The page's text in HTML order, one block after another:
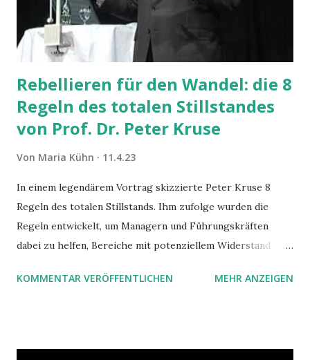
neue Ideen und Vorschläge. Irgendwie – klappt es nicht."
Doch vorab, meine Grundannahmen, auf denen die Ideen
aufbauen "Im Grunde...
Rebellieren für den Wandel: die 8
Regeln des totalen Stillstandes
von Prof. Dr. Peter Kruse
Von Maria Kühn 11.4.23
In einem legendärem Vortrag skizzierte Peter Kruse 8
Regeln des totalen Stillstands. Ihm zufolge wurden die
Regeln entwickelt, um Managern und Führungskräften
dabei zu helfen, Bereiche mit potenziellem Widerstand
strukturierte Weise durch den Veränderungsprozess zu
KOMMENTAR VERÖFFENTLICHEN MEHR ANZEIGEN